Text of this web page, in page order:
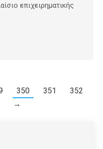
επιχειρηματικής
350 351
352
→